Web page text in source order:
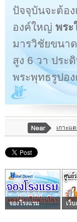
ปัจจุบันจะต้อ
องค์ใหญ่ พระ
มารวิชัยขนา
สูง 6 วา ประ
พระพุทธรูปอ
เกาะแ
จองโรงแรม เว็